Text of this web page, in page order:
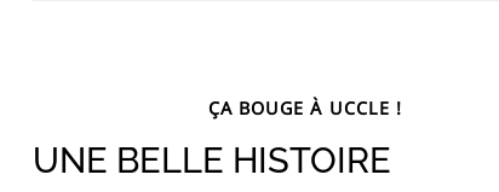
ÇA BOUGE À UCCLE !
UNE BELLE HISTOIRE